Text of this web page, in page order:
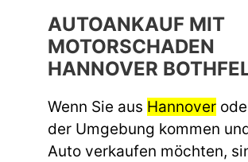
AUTOANKAUF MIT
MOTORSCHADEN
HANNOVER
Wenn Sie aus Hannover
der Umgebung kommen
Auto verkaufen möchten,